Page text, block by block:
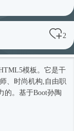
2
模板 。它是干
、
时尚机构,自由职
的。基于Boot孙陶